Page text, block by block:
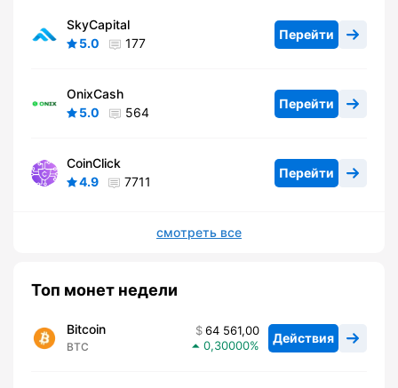
SkyCapital
5.0
177
Перейти
OnixCash
5.0
564
Перейти
CoinClick
4.9
7711
Перейти
смотреть все
Топ монет недели
Bitcoin
BTC
64 561,00
0,30000
Действия